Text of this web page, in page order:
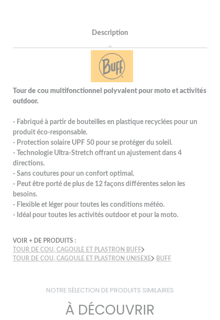
Description
Tour de cou multifonctionnel polyvalent pour moto et activités
outdoor.
- Fabriqué à partir de bouteilles en plastique recyclées pour un
produit éco-responsable.
- Protection solaire UPF 50 pour se protéger du soleil.
- Technologie Ultra-Stretch offrant un ajustement dans 4
directions.
- Sans coutures pour un confort optimal.
- Peut être porté de plus de 12 façons différentes selon les
besoins.
- Flexible et léger pour toutes les conditions météo.
- Idéal pour toutes les activités outdoor et pour la moto.
VOIR + DE PRODUITS :
TOUR DE COU, CAGOULE ET PLASTRON BUFF
TOUR DE COU, CAGOULE ET PLASTRON UNISEXE
BUFF
NOTRE SÉLECTION DE PRODUITS SIMILAIRES
À DÉCOUVRIR